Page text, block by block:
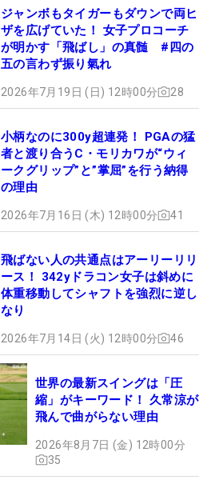
ジャンボもタイガーもダウンで両ヒ
ザを広げていた！ 女子プロコーチ
が明かす「飛ばし」の真髄 #四の
五の言わず振り氣れ
2026年7月19日 (日) 12時00分 28
小柄なのに300y超連発！ PGAの猛
者と渡り合うC・モリカワが“ウィ
ークグリップ”と”掌屈”を行う納得
の理由
2026年7月16日 (木) 12時00分 41
飛ばない人の共通点はアーリーリリ
ース！ 342yドラコン女子は斜めに
体重移動してシャフトを強烈に逆し
なり
2026年7月14日 (火) 12時00分 46
世界の最新スイングは「圧
縮」がキーワード！ 久常涼が
飛んで曲がらない理由
2026年8月7日 (金) 12時00分
35